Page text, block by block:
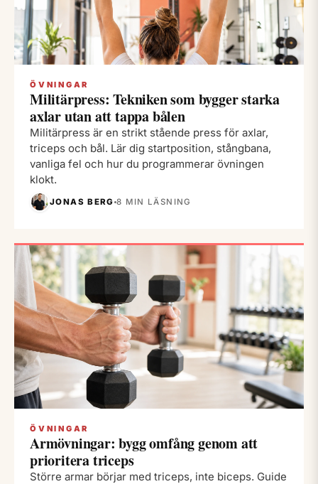
ÖVNINGAR
Militärpress: Tekniken som bygger starka
axlar utan att tappa bålen
Militärpress är en strikt stående press för axlar,
triceps och bål. Lär dig startposition, stångbana,
vanliga fel och hur du programmerar övningen
klokt.
JONAS BERG 8 MIN LÄSNING
ÖVNINGAR
Armövningar: bygg omfång genom att
prioritera triceps
Större armar börjar med triceps, inte biceps. Guide